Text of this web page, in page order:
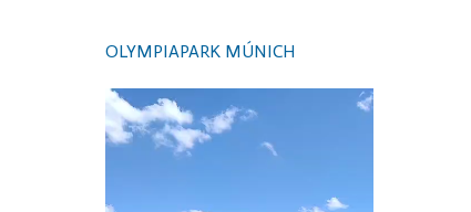
OLYMPIAPARK MÚNICH
Video
Player